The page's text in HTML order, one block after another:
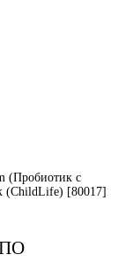
(Пробиотик с
(ChildLife) [80017]